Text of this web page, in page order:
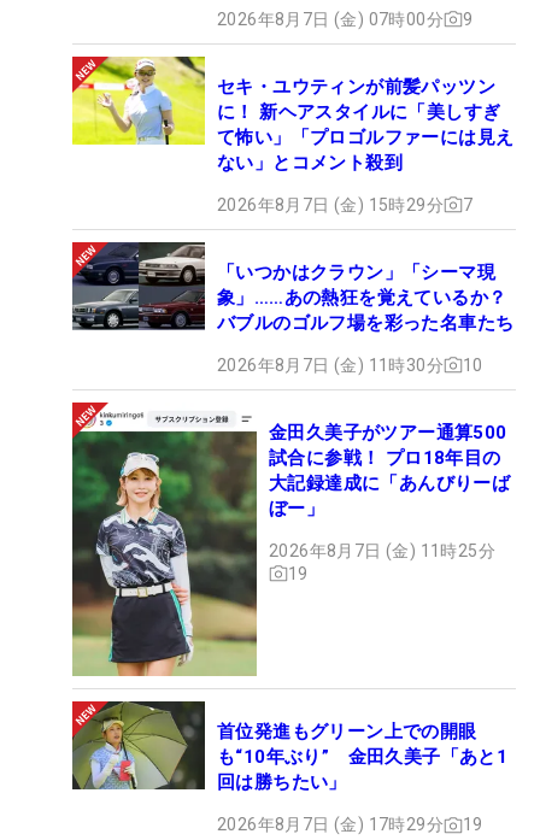
2026年8月7日 (金) 07時00分 9
セキ・ユウティンが前髪パッツン
に！ 新ヘアスタイルに「美しすぎ
て怖い」「プロゴルファーには見え
ない」とコメント殺到
2026年8月7日 (金) 15時29分 7
「いつかはクラウン」「シーマ現
象」……あの熱狂を覚えているか？
バブルのゴルフ場を彩った名車たち
2026年8月7日 (金) 11時30分 10
金田久美子がツアー通算500
試合に参戦！ プロ18年目の
大記録達成に「あんびりーば
ぼー」
2026年8月7日 (金) 11時25分
19
首位発進もグリーン上での開眼
も“10年ぶり” 金田久美子「あと1
回は勝ちたい」
2026年8月7日 (金) 17時29分 19